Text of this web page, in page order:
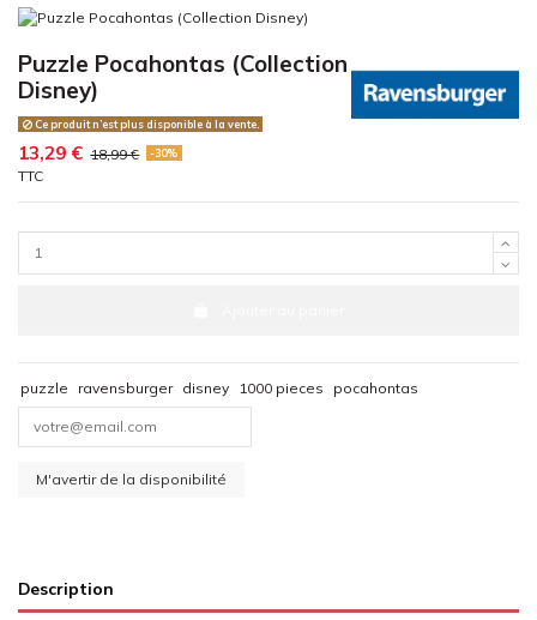
Puzzle Pocahontas (Collection
Disney)
Ce produit n’est plus disponible à la vente.
13,29 € 18,99 € -30%
TTC
puzzle ravensburger disney 1000 pieces pocahontas
Description